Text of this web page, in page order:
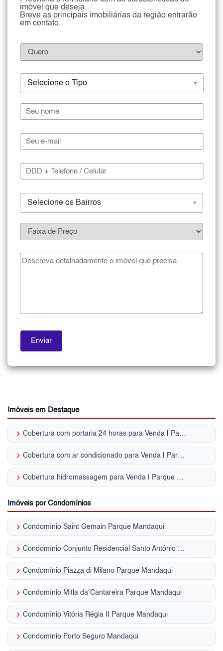
imóvel que deseja.
Breve as principais imobiliárias da região entrarão
em contato.
Selecione o Tipo
Selecione os Bairros
Imóveis em Destaque
keyboard_arrow_right Cobertura com portaria 24 horas para Venda | Parque Mandaqui
keyboard_arrow_right Cobertura com ar condicionado para Venda | Parque Mandaqui
keyboard_arrow_right Cobertura hidromassagem para Venda | Parque Mandaqui
Imóveis por Condomínios
keyboard_arrow_right Condomínio Saint Gemain Parque Mandaqui
keyboard_arrow_right Condomínio Conjunto Residencial Santo Antônio Parque Mandaqui
keyboard_arrow_right Condomínio Piazza di Milano Parque Mandaqui
keyboard_arrow_right Condomínio Mitla da Cantareira Parque Mandaqui
keyboard_arrow_right Condomínio Vitória Régia II Parque Mandaqui
keyboard_arrow_right Condomínio Porto Seguro Mandaqui